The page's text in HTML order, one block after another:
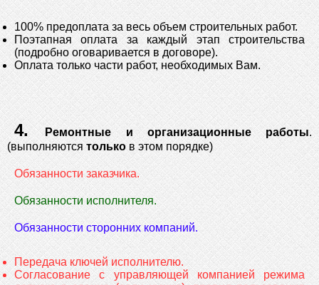
100% предоплата за весь объем строительных работ.
Поэтапная оплата за каждый этап строительства
(подробно оговаривается в договоре).
Оплата только части работ, необходимых Вам.
4. Ремонтные и организационные работы.
(выполняютсятолько в этом порядке)
Обязанности заказчика.
Обязанности исполнителя.
Обязанности сторонних компаний.
Передача ключей исполнителю.
Согласование с управляющей компанией режима